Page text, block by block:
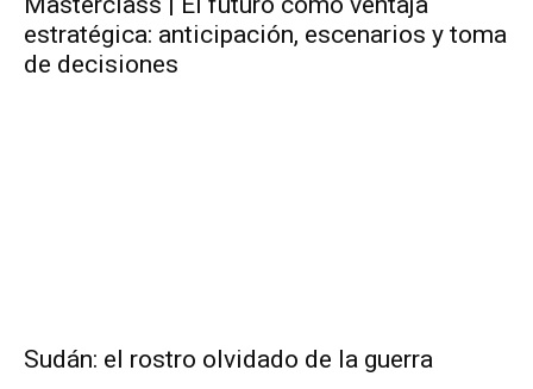
estratégica: anticipación, escenarios y toma
de decisiones
Sudán: el rostro olvidado de la guerra